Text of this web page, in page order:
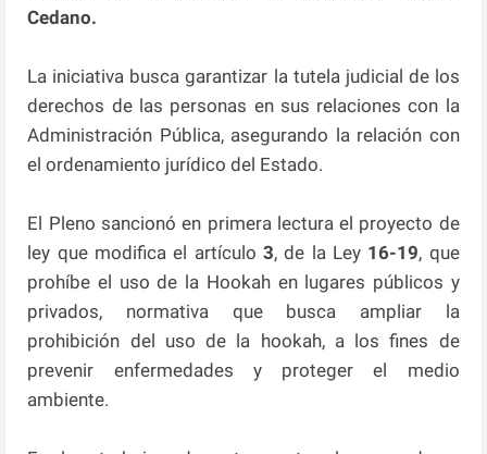
Cedano.
La iniciativa busca garantizar la tutela judicial de los
derechos de las personas en sus relaciones con la
Administración Pública, asegurando la relación con
el ordenamiento jurídico del Estado.
El Pleno sancionó en primera lectura el proyecto de
ley que modifica el artículo 3, de la Ley 16-19, que
prohíbe el uso de la Hookah en lugares públicos y
privados, normativa que busca ampliar la
prohibición del uso de la hookah, a los fines de
prevenir enfermedades y proteger el medio
ambiente.